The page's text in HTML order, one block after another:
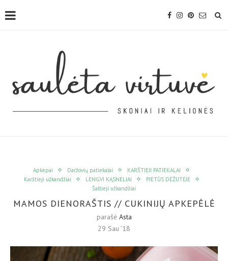
Apkepai Daržovių patiekalai
KARŠTIEJI PATIEKALAI
Karštieji užkandžiai
LENGVI KĄSNELIAI
PIETŪS DĖŽUTĖJE
Šaltieji užkandžiai
MAMOS DIENORAŠTIS // CUKINIJŲ APKEPĖLĖ
parašė Asta
29 Sau ’18